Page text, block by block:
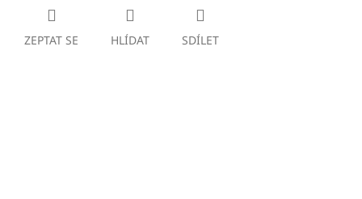
ZEPTAT SE HLÍDAT SDÍLET